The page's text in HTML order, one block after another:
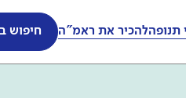
תנופהלהכיר את ראמ"ה חיפוש